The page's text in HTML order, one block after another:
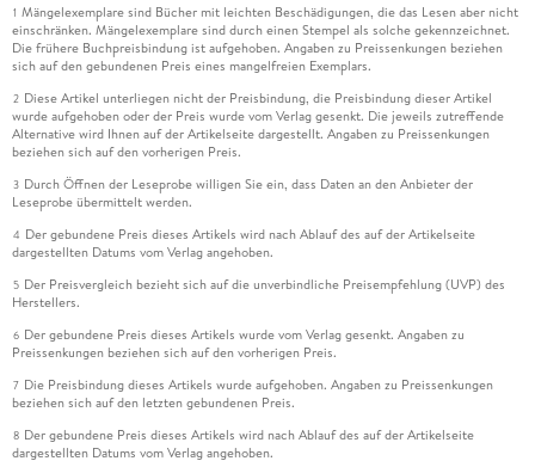
1 Mängelexemplare sind Bücher mit leichten Beschädigungen, die das Lesen aber nicht
einschränken. Mängelexemplare sind durch einen Stempel als solche gekennzeichnet.
Die frühere Buchpreisbindung ist aufgehoben. Angaben zu Preissenkungen beziehen
sich auf den gebundenen Preis eines mangelfreien Exemplars.
2 Diese Artikel unterliegen nicht der Preisbindung, die Preisbindung dieser Artikel
wurde aufgehoben oder der Preis wurde vom Verlag gesenkt. Die jeweils zutreffende
Alternative wird Ihnen auf der Artikelseite dargestellt. Angaben zu Preissenkungen
beziehen sich auf den vorherigen Preis.
3 Durch Öffnen der Leseprobe willigen Sie ein, dass Daten an den Anbieter der
Leseprobe übermittelt werden.
4 Der gebundene Preis dieses Artikels wird nach Ablauf des auf der Artikelseite
dargestellten Datums vom Verlag angehoben.
5 Der Preisvergleich bezieht sich auf die unverbindliche Preisempfehlung (UVP) des
Herstellers.
6 Der gebundene Preis dieses Artikels wurde vom Verlag gesenkt. Angaben zu
Preissenkungen beziehen sich auf den vorherigen Preis.
7 Die Preisbindung dieses Artikels wurde aufgehoben. Angaben zu Preissenkungen
beziehen sich auf den letzten gebundenen Preis.
8 Der gebundene Preis dieses Artikels wird nach Ablauf des auf der Artikelseite
dargestellten Datums vom Verlag angehoben.